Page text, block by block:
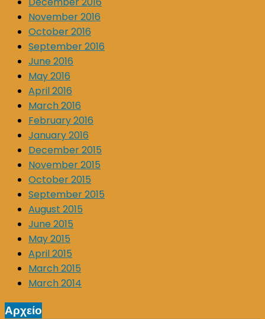
November 2016
October 2016
September 2016
June 2016
May 2016
April 2016
March 2016
February 2016
January 2016
December 2015
November 2015
October 2015
September 2015
August 2015
June 2015
May 2015
April 2015
March 2015
March 2014
Αρχείο